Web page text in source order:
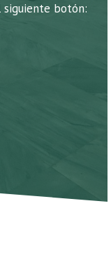
siguiente botón: